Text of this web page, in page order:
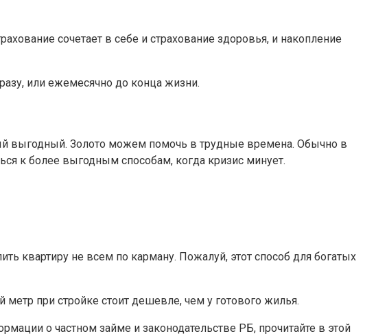
сочетает в себе и страхование здоровья, и накопление
или ежемесячно до конца жизни.
выгодный. Золото можем помочь в трудные времена. Обычно в
к более выгодным способам, когда кризис минует.
квартиру не всем по карману. Пожалуй, этот способ для богатых
метр при стройке стоит дешевле, чем у готового жилья.
о частном займе и законодательстве РБ, прочитайте в этой